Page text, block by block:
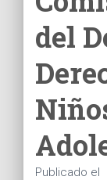
del
Publicado el